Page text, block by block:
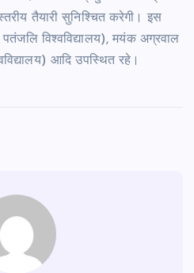
तैयारी सुनिश्चित करेगी। इस
विश्वविद्यालय), मयंक अग्रवाल
आदि उपस्थित रहे।